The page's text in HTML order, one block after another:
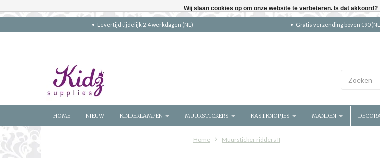
Levertijd tijdelijk 2-4 werkdagen (NL) Gratis verzending boven €90
HOME NIEUW KINDERLAMPEN MUURSTICKERS KASTKNOPJES MANDEN
Home Muursticker ridders II
Wij slaan cookies op om onze website te verbeteren. Is dat akkoord?